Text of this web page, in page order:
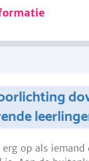
op als iemand